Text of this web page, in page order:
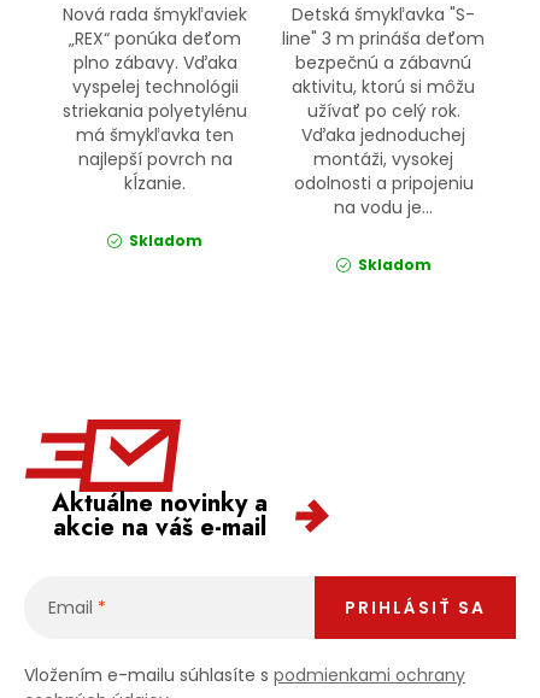
Nová rada šmykľaviek
„REX“ ponúka deťom
plno zábavy. Vďaka
vyspelej technológii
striekania polyetylénu
má šmykľavka ten
najlepší povrch na
kĺzanie.
Skladom
Detská šmykľavka "S-
line" 3 m prináša deťom
bezpečnú a zábavnú
aktivitu, ktorú si môžu
užívať po celý rok.
Vďaka jednoduchej
montáži, vysokej
odolnosti a pripojeniu
na vodu je...
Skladom
Aktuálne novinky a
akcie na váš e-mail
Email
Vložením e-mailu súhlasíte s podmienkami ochrany
PRIHLÁSIŤ SA